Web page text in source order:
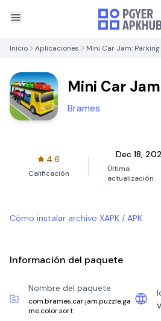
Inicio Aplicaciones Mini Car Jam:
Mini Car
Puzzle
Brames
4.6
Calificación
Dec 18,
Última
actualización
Cómo instalar archivo XAPK / APK
Información del paquete
Nombre del paquete
com.brames.car.jam.puzzle.ga
me.color.sort